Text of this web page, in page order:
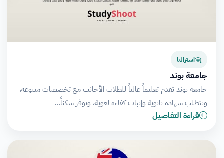
استراليا
جامعة بوند
جامعة بوند تقدم تعليماً عالياً للطلاب الأجانب مع تخصصات متنوعة،
وتتطلب شهادة ثانوية وإثبات كفاءة لغوية، وتوفر سكناً…
قراءة التفاصيل